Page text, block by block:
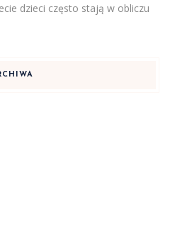
dzieci często stają w obliczu